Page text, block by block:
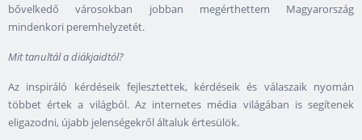
bővelkedő városokban jobban megérthettem Magyarország
mindenkori peremhelyzetét.
Mit tanultál a diákjaidtól?
Az inspiráló kérdéseik fejlesztettek, kérdéseik és válaszaik nyomán
többet értek a világból. Az internetes média világában is segítenek
eligazodni, újabb jelenségekről általuk értesülök.